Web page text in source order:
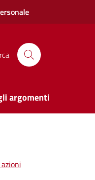
argomenti